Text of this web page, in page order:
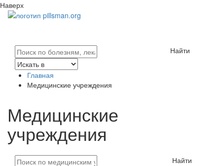
Наверх
Найти
Главная
Медицинские учреждения
Медицинские
учреждения
Найти